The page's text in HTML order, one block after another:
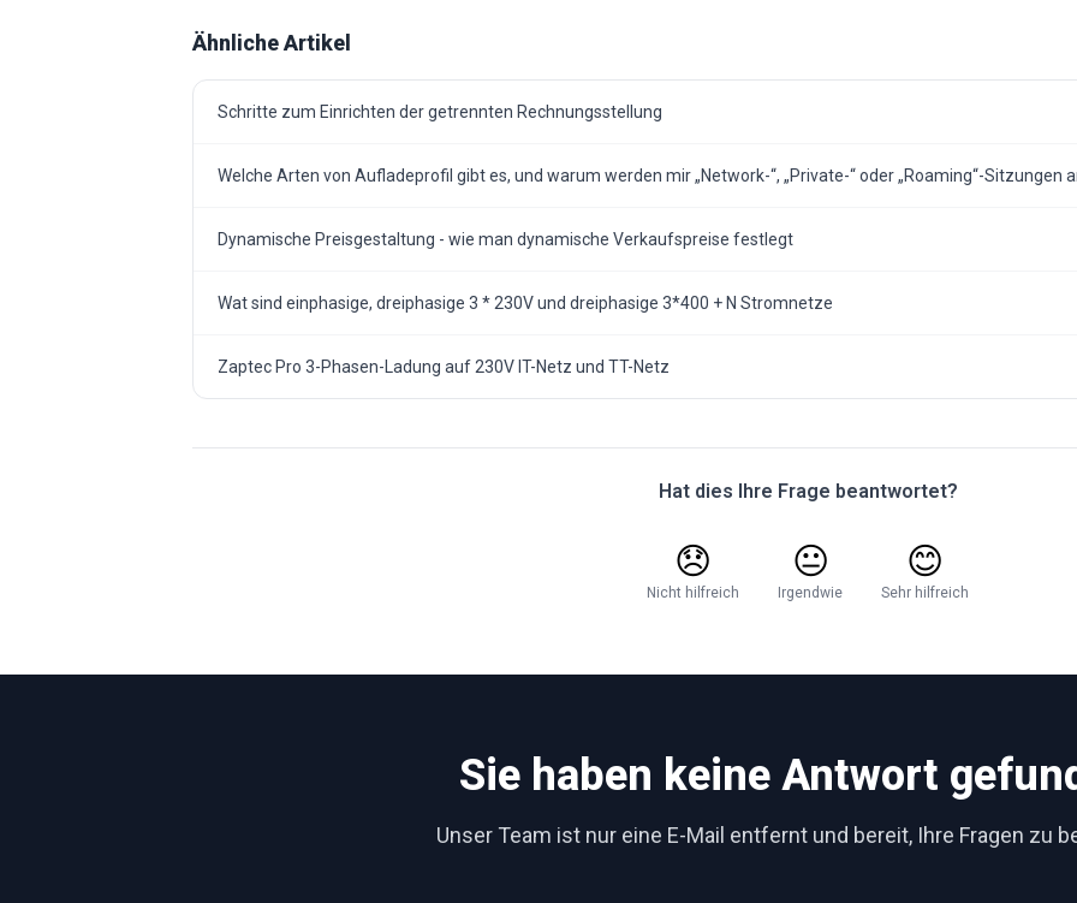
Ähnliche Artikel
Schritte zum Einrichten der getrennten Rechnungsstellung
Welche Arten von Aufladeprofil gibt es, und warum werden mir „Network-“, „Private-“ oder „Roaming“-Sitzungen
Dynamische Preisgestaltung - wie man dynamische Verkaufspreise festlegt
Wat sind einphasige, dreiphasige 3 * 230V und dreiphasige 3*400 + N Stromnetze
Zaptec Pro 3-Phasen-Ladung auf 230V IT-Netz und TT-Netz
Hat dies Ihre Frage beantwortet?
😞
Nicht hilfreich
😐
Irgendwie
😊
Sehr hilfreich
Sie haben keine Antwort
Unser Team ist nur eine E-Mail entfernt und bereit, Ihre Fragen zu